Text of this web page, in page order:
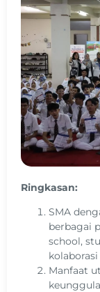
Ringkasan:
SMA
berbagai
school,
Manfaat